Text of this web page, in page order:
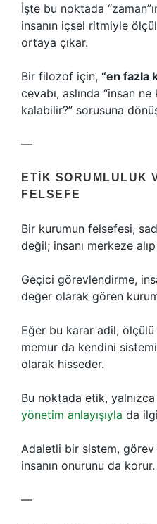
İşte bu noktada
insanın içsel ritmiyle
ortaya çıkar.
Bir filozof için, “en fazla
cevabı, aslında “insan
kalabilir?” sorusuna
—
ETIK SORUMLULUK
FELSEFE
Bir kurumun felsefesi,
değil; insanı merkeze
Geçici görevlendirme,
değer olarak gören
Eğer bu karar adil, ölçülü
memur da kendini
olarak hisseder.
Bu noktada etik,
yönetim anlayışıyla da
Adaletli bir sistem, görev
insanın onurunu da korur.
—